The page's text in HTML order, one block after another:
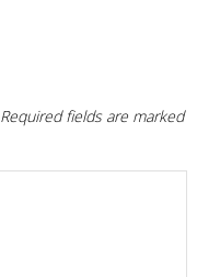
Required fields are marked